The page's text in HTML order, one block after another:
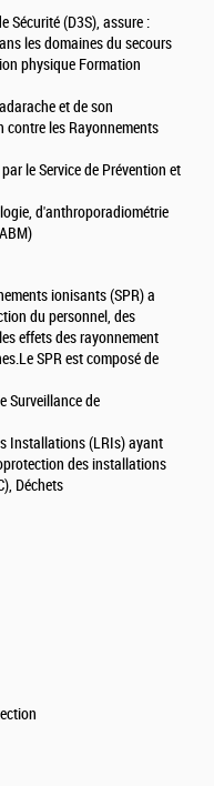
Sécurité (D3S), assure :
les domaines du secours
physique Formation
et de son
contre les Rayonnements
le Service de Prévention et
d'anthroporadiométrie
ionisants (SPR) a
du personnel, des
effets des rayonnement
SPR est composé de
Surveillance de
Installations (LRIs) ayant
des installations
Déchets